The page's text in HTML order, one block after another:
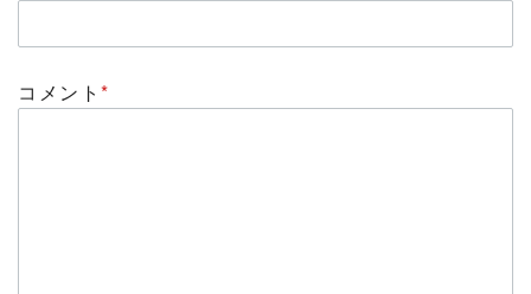
コメント*